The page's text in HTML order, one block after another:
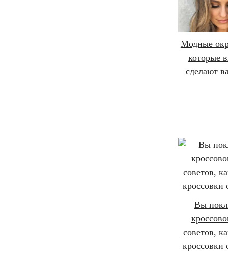
Модные
которые
сделают
Вы
советов,
кроссовки